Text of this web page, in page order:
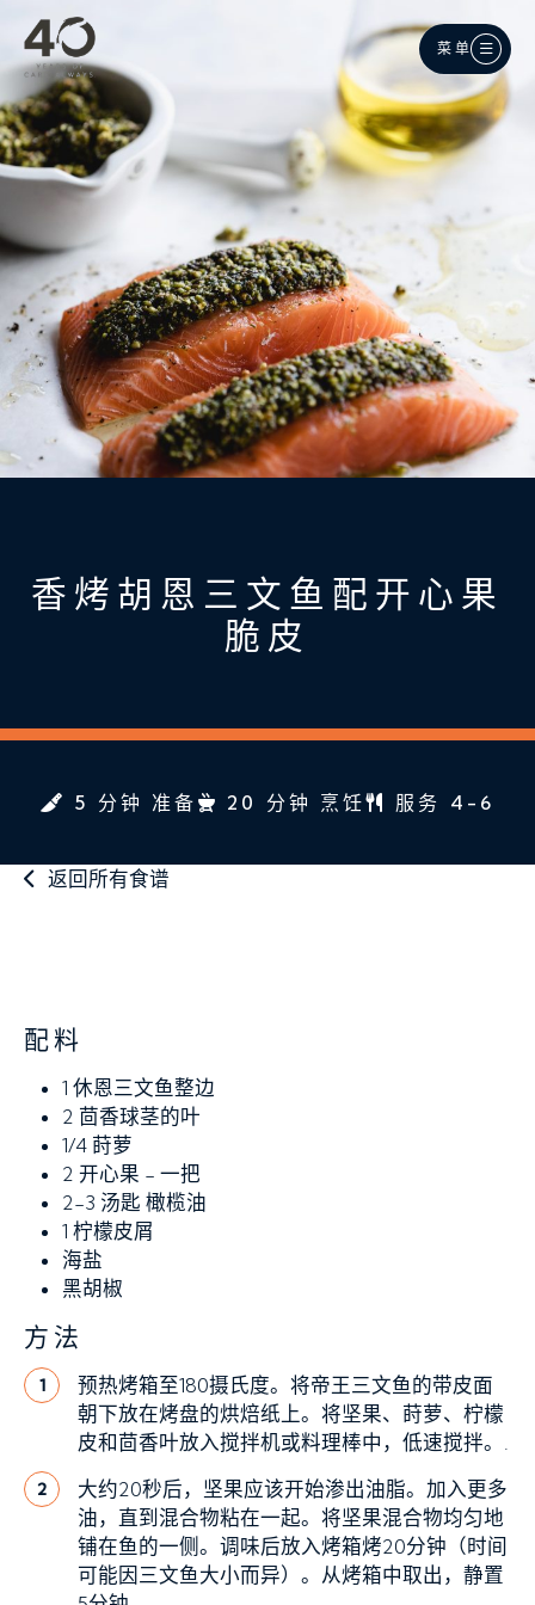
跳至主内容
菜单
香烤胡恩三文鱼配开心果
脆皮
5 分钟 准备 20 分钟 烹饪 服务 4-6
返回所有食谱
配料
1 休恩三文鱼整边
2 茴香球茎的叶
1/4 莳萝
2 开心果 - 一把
2-3 汤匙 橄榄油
1 柠檬皮屑
海盐
黑胡椒
方法
1
预热烤箱至180摄氏度。将帝王三文鱼的带皮面
朝下放在烤盘的烘焙纸上。将坚果、莳萝、柠檬
皮和茴香叶放入搅拌机或料理棒中，低速搅拌。.
2
大约20秒后，坚果应该开始渗出油脂。加入更多
油，直到混合物粘在一起。将坚果混合物均匀地
铺在鱼的一侧。调味后放入烤箱烤20分钟（时间
可能因三文鱼大小而异）。从烤箱中取出，静置